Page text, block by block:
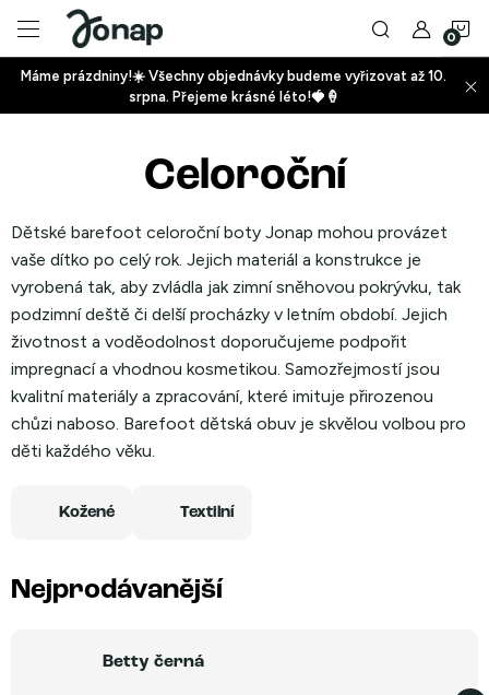
obsah
+
Máme prázdniny!☀️ Všechny objednávky budeme vyřizovat až 10.
srpna. Přejeme krásné léto!🍓🍦
Celoroční
Dětské barefoot celoroční boty Jonap mohou provázet
vaše dítko po celý rok. Jejich materiál a konstrukce je
vyrobená tak, aby zvládla jak zimní sněhovou pokrývku, tak
podzimní deště či delší procházky v letním období. Jejich
životnost a voděodolnost doporučujeme podpořit
impregnací a vhodnou kosmetikou. Samozřejmostí jsou
kvalitní materiály a zpracování, které imituje přirozenou
chůzi naboso. Barefoot dětská obuv je skvělou volbou pro
děti každého věku.
Kožené Textilní
Nejprodávanější
Betty černá